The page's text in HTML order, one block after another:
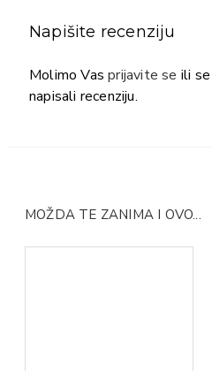
Napišite recenziju
Molimo Vasprijavite se ili
napisali recenziju.
MOŽDA TE ZANIMA I OVO...